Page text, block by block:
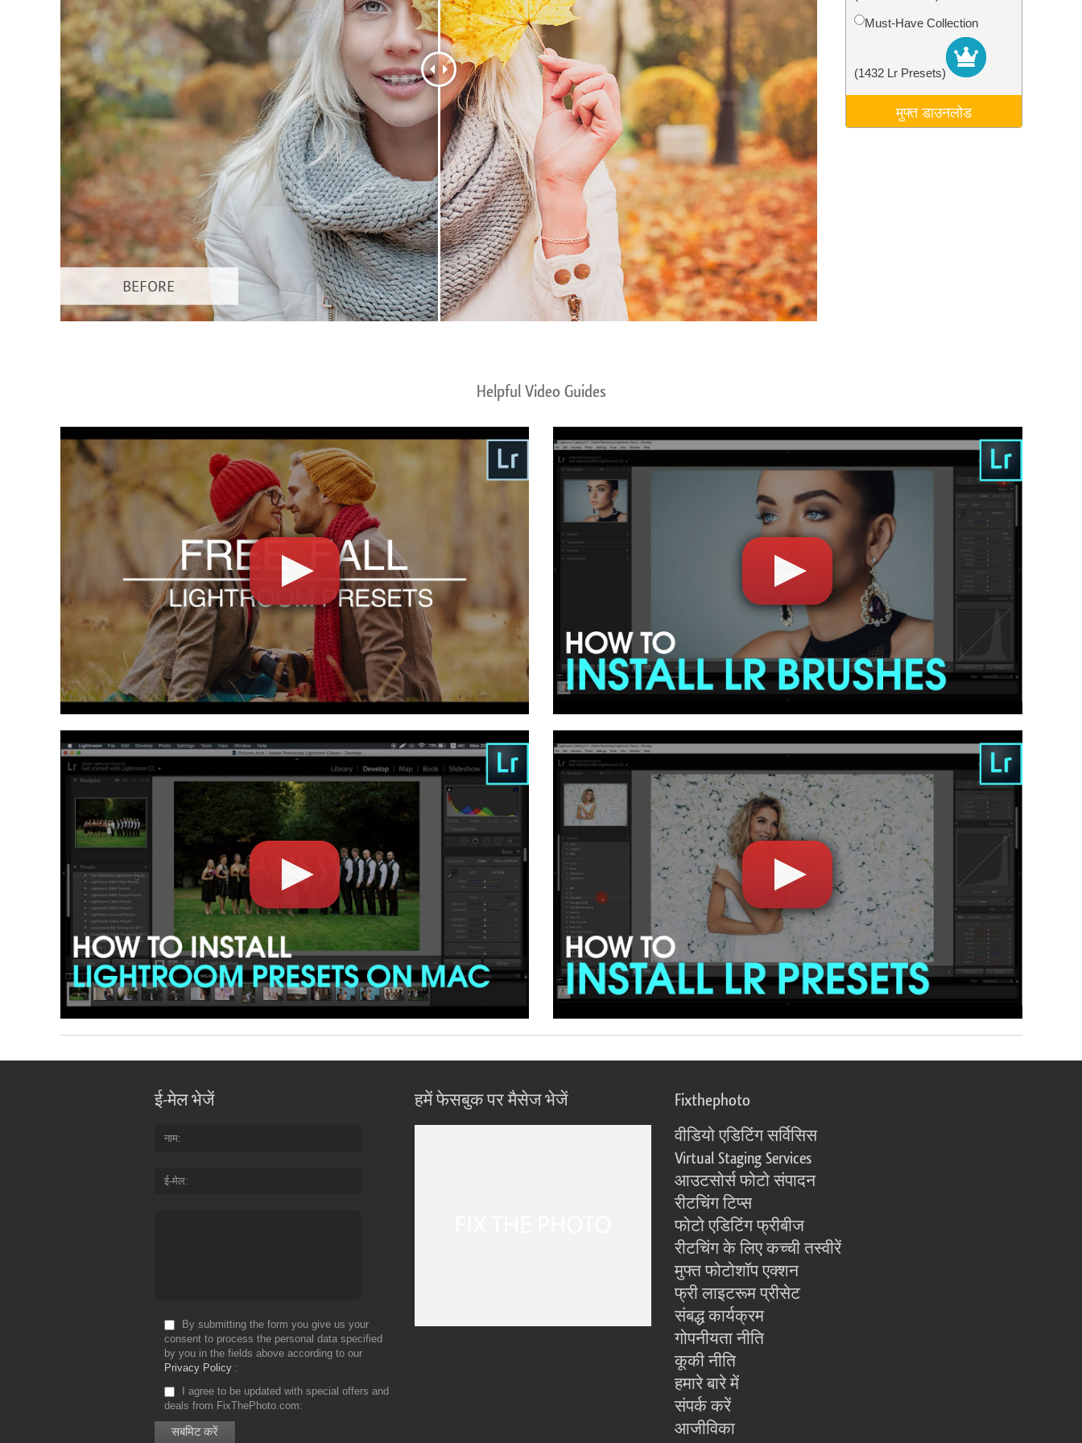
उत्पाद सुधार सेवाएं ज्वैलरी रीटचिंग सर्विसेज एआई प्रशिक्षण डेटा Video Editing ServicesMust-Have Collection
(1432 Lr Presets)
मुफ्त डाउनलोड
Helpful Video Guides
ई-मेल भेजें
नाम
ई-मेल
By submitting the form you give us your
consent to process the personal data specified
by you in the fields above according to our
Privacy Policy
I agree to be updated with special offers and
deals from FixThePhoto.com
हमें फेसबुक पर मैसेज भेजें Fixthephoto
वीडियो एडिटिंग सर्विसिस
Virtual Staging Services
आउटसोर्स फोटो संपादन
रीटचिंग टिप्स
फोटो एडिटिंग फ्रीबीज
रीटचिंग के लिए कच्ची तस्वीरें
मुफ्त फोटोशॉप एक्शन
फ्री लाइटरूम प्रीसेट
संबद्ध कार्यक्रम
गोपनीयता नीति
कूकी नीति
हमारे बारे में
संपर्क करें
आजीविका